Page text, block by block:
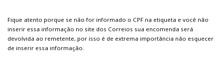
Fique atento porque se não for informado o CPF na etiqueta e você não
inserir essa informação no site dos Correios sua encomenda será
devolvida ao remetente, por isso é de extrema importância não esquecer
de inserir essa informação.